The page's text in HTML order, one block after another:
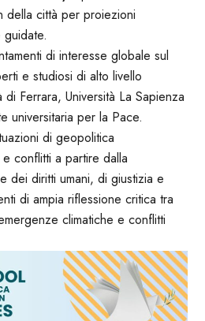
della città per proiezioni
di interesse globale sul
e studiosi di alto livello
Ferrara, Università La Sapienza
universitaria per la Pace.
di geopolitica
conflitti a partire dalla
dei diritti umani, di giustizia e
di ampia riflessione critica tra
climatiche e conflitti